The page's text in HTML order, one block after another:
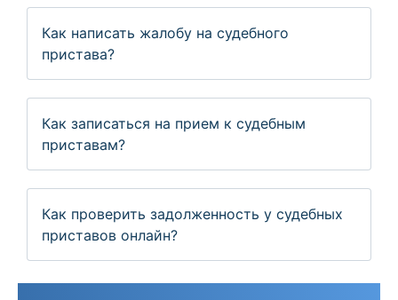
Как написать жалобу на судебного
пристава?
Как записаться на прием к судебным
приставам?
Как проверить задолженность у судебных
приставов онлайн?